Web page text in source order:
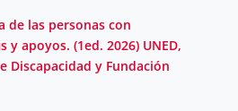
de las personas con
y apoyos. (1ed. 2026) UNED,
Discapacidad y Fundación